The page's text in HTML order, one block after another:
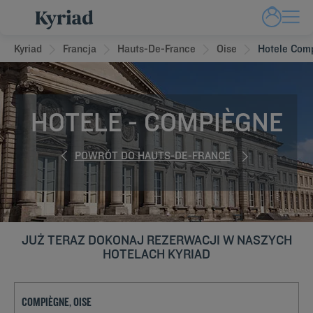
Kyriad Francja Hauts-De-France Oise Hotele
HOTELE - COMPIÈGNE
POWRÓT DO HAUTS-DE-FRANCE
JUŻ TERAZ DOKONAJ REZERWACJI W NASZYCH
HOTELACH KYRIAD